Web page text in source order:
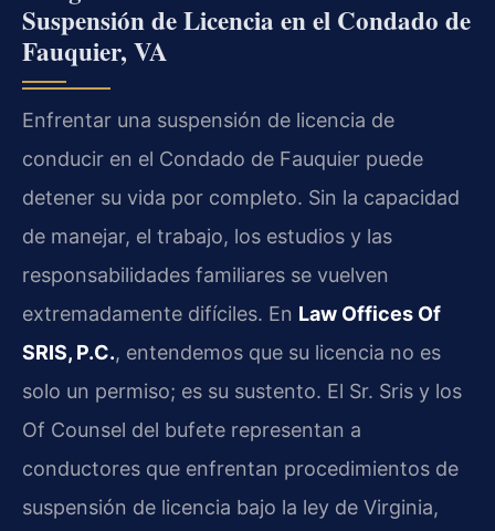
Suspensión de Licencia en el Condado de
Fauquier, VA
Enfrentar una suspensión de licencia de
conducir en el Condado de Fauquier puede
detener su vida por completo. Sin la capacidad
de manejar, el trabajo, los estudios y las
responsabilidades familiares se vuelven
extremadamente difíciles. En Law Offices Of
SRIS, P.C., entendemos que su licencia no es
solo un permiso; es su sustento. El Sr. Sris y los
Of Counsel del bufete representan a
conductores que enfrentan procedimientos de
suspensión de licencia bajo la ley de Virginia,